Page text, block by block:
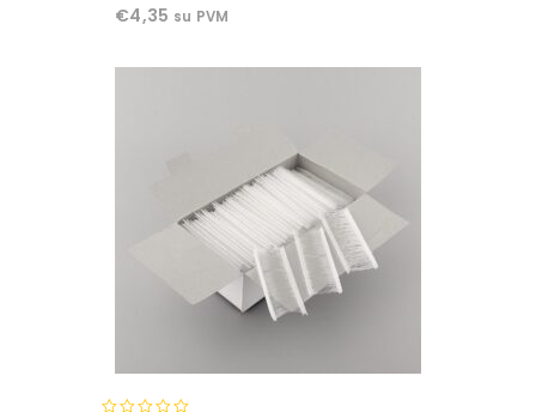
of
€4,35 su PVM